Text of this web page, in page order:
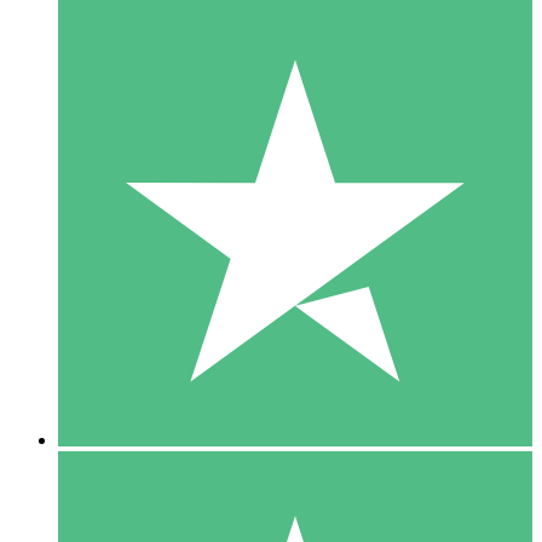
Individuella Kreditpaket
Betala per användning med nedladdningskrediter. Inget
1 Nedladdningar
10 00
10 Nedladdningar